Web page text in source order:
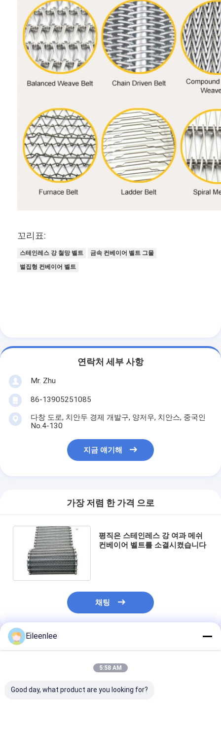
꼬리표:
스테인레스 강 철망 벨트
금속 컨베이어 벨트 그물
벌집형 컨베이어 벨트
연락처 세부 사항
Mr. Zhu
86-13905251085
다창 도로, 치안두 경제 개발구, 양저우, 치안스, 중국인
No.4-130
지금 얘기해
가장 저렴 한 가격 으로
평직은 스테인레스 강 여과 메쉬
컨베이어 벨트를 소결시켰습니다
채팅
추천된 제품
Eileenlee
5:58 AM
Good day, what product are you looking for?